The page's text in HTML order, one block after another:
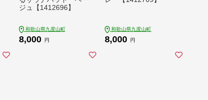
ジュ【1412696】
和歌山県九度山町
8,000 円
和歌山県九度山町
8,000 円